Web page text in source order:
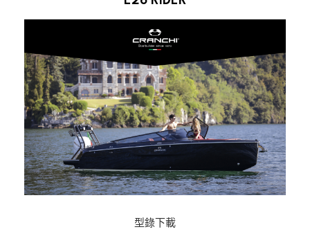
型錄下載